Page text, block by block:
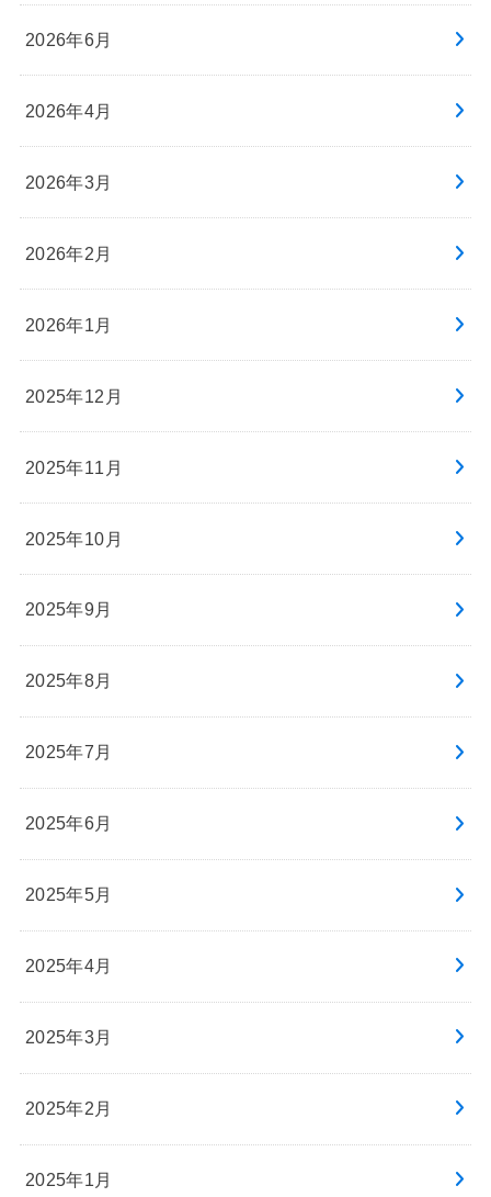
2026年6月
2026年4月
2026年3月
2026年2月
2026年1月
2025年12月
2025年11月
2025年10月
2025年9月
2025年8月
2025年7月
2025年6月
2025年5月
2025年4月
2025年3月
2025年2月
2025年1月